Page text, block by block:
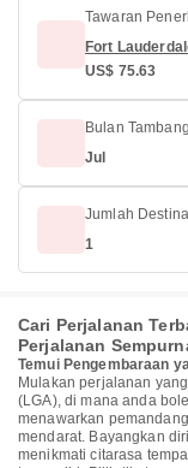
Tawaran
Fort
US$ 75.63
Bulan
Jul
Jumlah
1
Cari Perjalanan
Perjalanan
Temui Pengembaraan
Mulakan perjalanan
(LGA), di mana anda
menawarkan
mendarat. Bayangkan
menikmati citarasa